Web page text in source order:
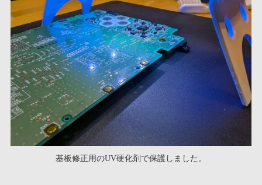
基板修正用のUV硬化剤で保護しました。